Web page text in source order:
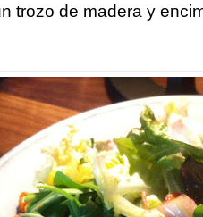
trozo de madera y